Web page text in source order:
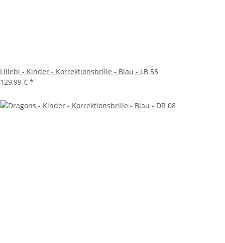
Lillebi - Kinder - Korrektionsbrille - Blau - LB 55
129,99 € *